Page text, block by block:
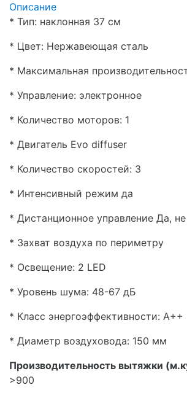
Описание
* Тип: наклонная 37 см
* Цвет: Нержавеющая сталь
* Максимальная
* Управление: электронное
* Количество моторов: 1
* Двигатель Evo diffuser
* Количество скоростей: 3
* Интенсивный режим да
* Дистанционное управление Да,
* Захват воздуха по периметру
* Освещение: 2 LED
* Уровень шума: 48-67 дБ
* Класс энергоэффективности: A++
* Диаметр воздуховода: 150 мм
Производительность вытяжки
>900